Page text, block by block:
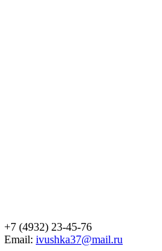
+7 (4932) 23-45-76
Email: ivushka37@mail.ru